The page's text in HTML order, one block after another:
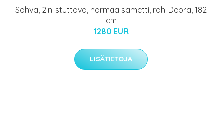
Sohva, 2:n istuttava, harmaa sametti, rahi Debra, 182
cm
1280 EUR
LISÄTIETOJA